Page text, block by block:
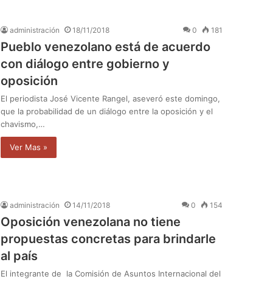
administración 18/11/2018 0 181
Pueblo venezolano está de acuerdo
con diálogo entre gobierno y
oposición
El periodista José Vicente Rangel, aseveró este domingo,
que la probabilidad de un diálogo entre la oposición y el
chavismo,…
Ver Mas »
administración 14/11/2018 0 154
Oposición venezolana no tiene
propuestas concretas para brindarle
al país
El integrante de la Comisión de Asuntos Internacional del